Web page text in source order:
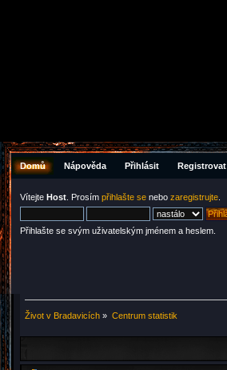
Domů Nápověda Přihlásit Registrovat
Vítejte Host . Prosím přihlašte se nebo zaregistrujte
Přihlašte se svým uživatelským jménem a heslem.
Život v Bradavicích » Centrum statistik